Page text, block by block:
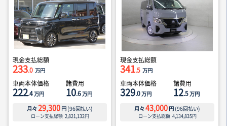
現金支払総額
233.0 万円
車両本体価格
222.4万円
諸費用
10.6万円
月々 29,300 円 (96回払い)
ローン支払総額 2,821,132円
現金支払総額
341.5 万円
車両本体価格
329.0万円
諸費用
12.5万円
月々 43,000 円 (96回払い)
ローン支払総額 4,134,835円